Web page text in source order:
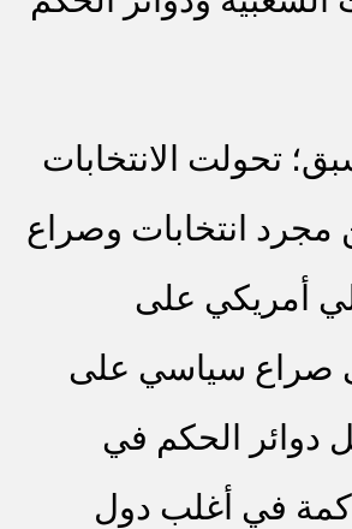
تحولت الانتخابات
مجرد انتخابات وصراع
أمريكي على
صراع سياسي على
دوائر الحكم في
في أغلب دول